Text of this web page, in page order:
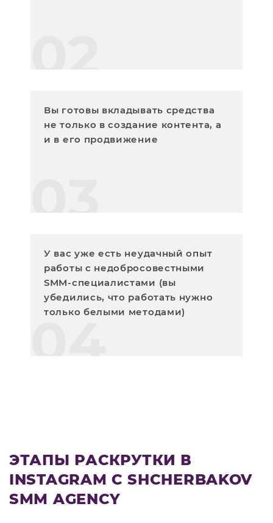
02
Вы готовы вкладывать средства
не только в создание контента, а
и в его продвижение
03
У вас уже есть неудачный опыт
работы с недобросовестными
SMM-специалистами (вы
убедились, что работать нужно
только белыми методами)
04
ЭТАПЫ РАСКРУТКИ В
INSTAGRAM С SHCHERBAKOV
SMM AGENCY